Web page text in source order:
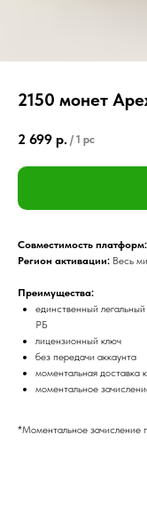
2150 монет
2 699 р. / 1 pc
Совместимость платформ:
Регион активации: Весь
Преимущества:
единственный
РБ
лицензионный ключ
без передачи аккаунта
моментальная доставка
моментальное
*Моментальное зачисление